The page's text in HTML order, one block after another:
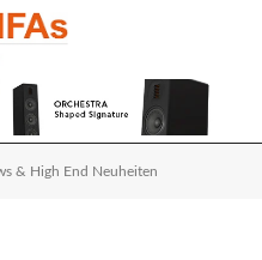
& High End Neuheiten